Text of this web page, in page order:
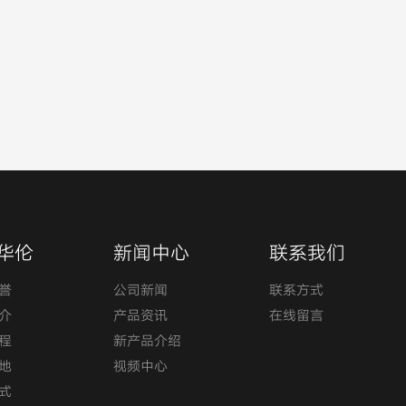
伦 新闻中心
公司新闻
产品资讯
新产品介绍
视频中心
联系我们
联系方式
在线留言